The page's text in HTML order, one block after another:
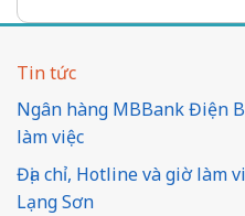
Tin tức
Ngân hàng MBBank Điện
làm việc
Địa chỉ, Hotline và giờ làm
Lạng Sơn